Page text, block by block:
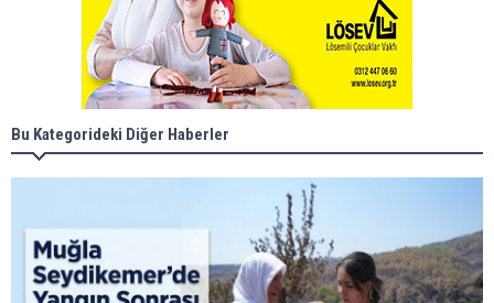
Bu Kategorideki Diğer Haberler